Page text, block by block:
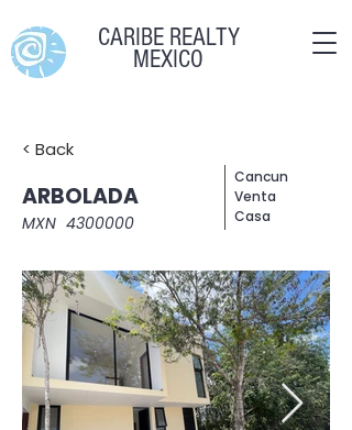
CARIBE REALTY
MEXICO
< Back
ARBOLADA
MXN 4300000
Cancun
Venta
Casa